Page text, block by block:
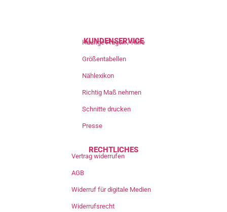
KUNDENSERVICE
Häufige Fragen / Hilfe
Größentabellen
Nählexikon
Richtig Maß nehmen
Schnitte drucken
Presse
RECHTLICHES
Vertrag widerrufen
AGB
Widerruf für digitale Medien
Widerrufsrecht